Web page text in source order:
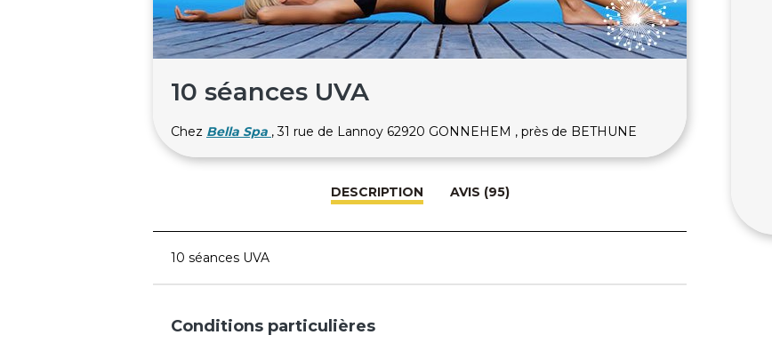
10 séances UVA
Chez Bella Spa , 31 rue de Lannoy 62920 GONNEHEM , près de BETHUNE
DESCRIPTION AVIS (95)
10 séances UVA
Conditions particulières